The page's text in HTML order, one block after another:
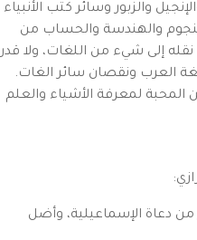
والزبور وسائر كتب الأنبياء
والهندسة والحساب من
نقله إلى شيء من اللغات، ولا قدر
العرب ونقصان سائر الغات.
المحبة لمعرفة الأشياء والعلم
دعاة الإسماعيلية، وأضل